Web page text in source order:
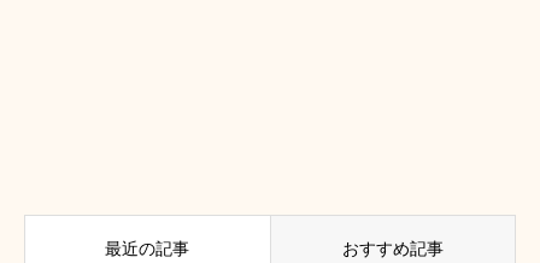
最近の記事 おすすめ記事